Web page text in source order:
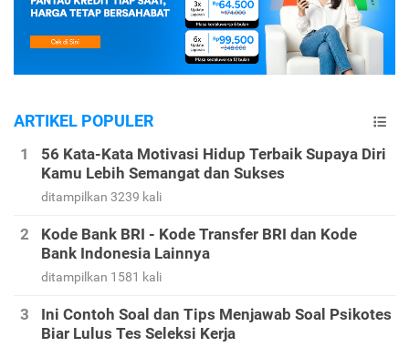
ARTIKEL POPULER
56 Kata-Kata Motivasi Hidup Terbaik Supaya Diri
Kamu Lebih Semangat dan Sukses
ditampilkan 3239 kali
Kode Bank BRI - Kode Transfer BRI dan Kode
Bank Indonesia Lainnya
ditampilkan 1581 kali
Ini Contoh Soal dan Tips Menjawab Soal Psikotes
Biar Lulus Tes Seleksi Kerja